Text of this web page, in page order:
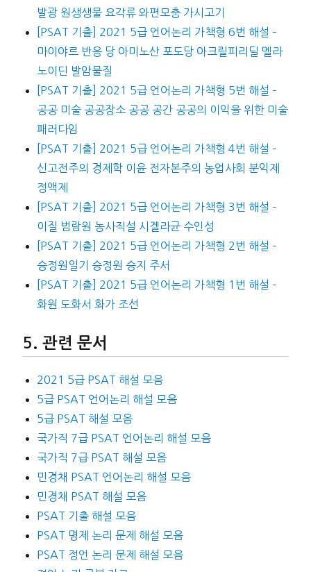
발광 원생생물 요각류 와편모충 가시고기
[PSAT 기출] 2021 5급 언어논리 가책형 6번 해설 –
마이야르 반응 당 아미노산 포도당 아크릴피리딜 멜라
노이딘 발암물질
[PSAT 기출] 2021 5급 언어논리 가책형 5번 해설 –
공공 미술 공공장소 공공 공간 공공의 이익을 위한 미술
패러다임
[PSAT 기출] 2021 5급 언어논리 가책형 4번 해설 –
신고전주의 경제학 이윤 전자본주의 농업사회 분익제
정액제
[PSAT 기출] 2021 5급 언어논리 가책형 3번 해설 –
이질 범람원 농사직설 시겔라균 수인성
[PSAT 기출] 2021 5급 언어논리 가책형 2번 해설 –
승정원일기 승정원 승지 주서
[PSAT 기출] 2021 5급 언어논리 가책형 1번 해설 –
화원 도화서 화가 조선
관련 문서
2021 5급 PSAT 해설 모음
5급 PSAT 언어논리 해설 모음
5급 PSAT 해설 모음
국가직 7급 PSAT 언어논리 해설 모음
국가직 7급 PSAT 해설 모음
민경채 PSAT 언어논리 해설 모음
민경채 PSAT 해설 모음
PSAT 기출 해설 모음
PSAT 명제 논리 문제 해설 모음
PSAT 정언 논리 문제 해설 모음